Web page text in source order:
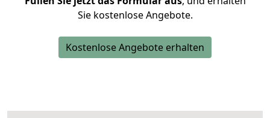
Sie kostenlose Angebote.
Kostenlose Angebote erhalten